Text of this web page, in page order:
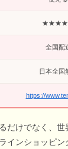
全国配
日本全国
https://
だけでなく、世
インショッピン